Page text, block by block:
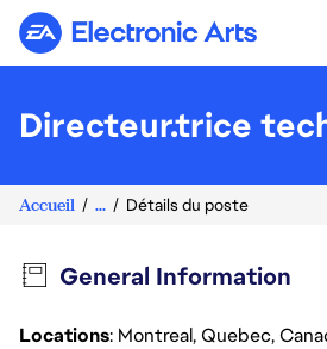
Electronic Arts
Directeur.trice
Accueil ... Détails du poste
General Information
Locations: Montreal, Quebec,